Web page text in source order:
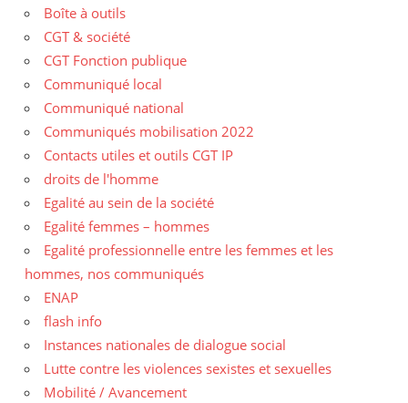
Boîte à outils
CGT & société
CGT Fonction publique
Communiqué local
Communiqué national
Communiqués mobilisation 2022
Contacts utiles et outils CGT IP
droits de l'homme
Egalité au sein de la société
Egalité femmes – hommes
Egalité professionnelle entre les femmes et les
hommes, nos communiqués
ENAP
flash info
Instances nationales de dialogue social
Lutte contre les violences sexistes et sexuelles
Mobilité / Avancement